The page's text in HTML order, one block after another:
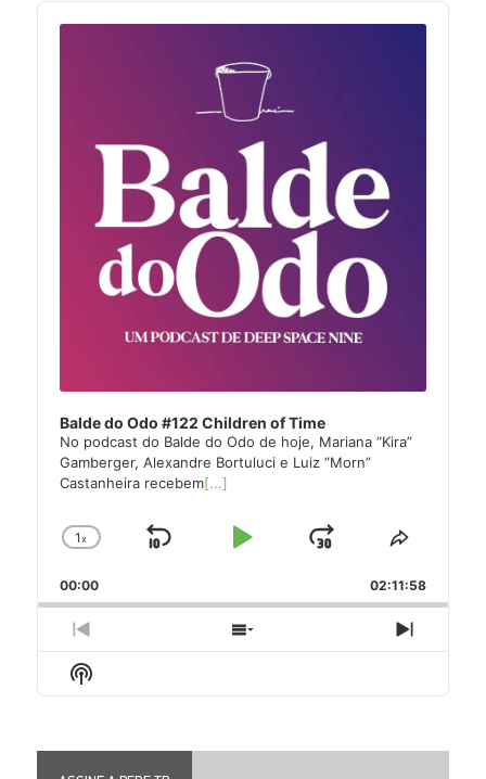
Audio
Player
Balde do Odo #122 Children of Time
No podcast do Balde do Odo de hoje, Mariana “Kira”
Gamberger, Alexandre Bortuluci e Luiz “Morn”
Castanheira recebem[...]
Change
Rate
1x
Skip
Play
Jump
Forward
Share
Episode
00:00 02:11:58
Previous
Episode
Show
Episodes
Next
Episode
Show
Podcast